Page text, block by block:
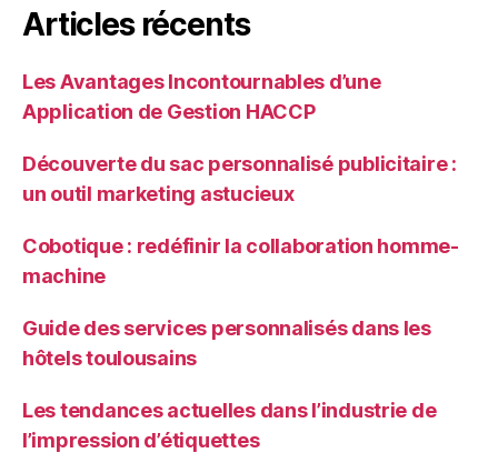
Articles récents
Les Avantages Incontournables d’une
Application de Gestion HACCP
Découverte du sac personnalisé publicitaire :
un outil marketing astucieux
Cobotique : redéfinir la collaboration homme-
machine
Guide des services personnalisés dans les
hôtels toulousains
Les tendances actuelles dans l’industrie de
l’impression d’étiquettes